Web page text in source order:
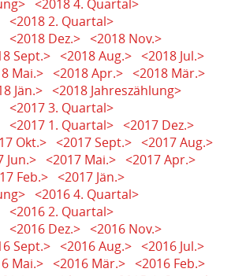
<2018 4. Quartal>
<2018 2. Quartal>
<2018 Dez.> <2018 Nov.>
Sept.> <2018 Aug.> <2018 Jul.>
Mai.> <2018 Apr.> <2018 Mär.>
Jän.> <2018 Jahreszählung>
<2017 3. Quartal>
<2017 1. Quartal> <2017 Dez.>
Okt.> <2017 Sept.> <2017 Aug.>
Jun.> <2017 Mai.> <2017 Apr.>
Feb.> <2017 Jän.>
<2016 4. Quartal>
<2016 2. Quartal>
<2016 Dez.> <2016 Nov.>
Sept.> <2016 Aug.> <2016 Jul.>
Mai.> <2016 Mär.> <2016 Feb.>